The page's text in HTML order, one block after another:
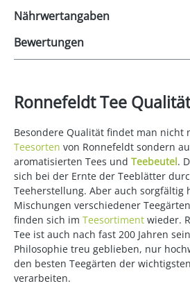
Nährwertangaben
Bewertungen
Ronnefeldt Tee Qualität
Besondere Qualität findet man nicht
Teesorten von Ronnefeldt sondern
aromatisierten Tees und Teebeutel.
sich bei der Ernte der Teeblätter
Teeherstellung. Aber auch sorgfältig
Mischungen verschiedener
finden sich im Teesortiment wieder.
Tee ist auch nach fast 200 Jahren
Philosophie treu geblieben, nur
den besten Teegärten der
verarbeiten.